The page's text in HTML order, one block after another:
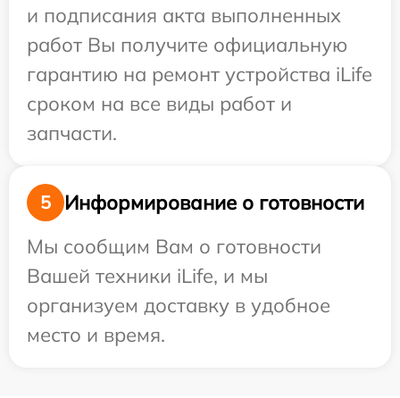
и подписания акта выполненных
работ Вы получите официальную
гарантию на ремонт устройства iLife
сроком на все виды работ и
запчасти.
5
Информирование о готовности
Мы сообщим Вам о готовности
Вашей техники iLife, и мы
организуем доставку в удобное
место и время.